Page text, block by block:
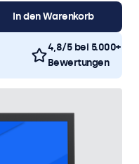
In den Warenkorb
4,8/5 bei 5.000+
Bewertungen